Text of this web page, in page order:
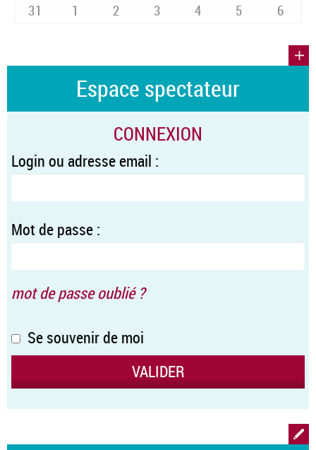
31
1 2 3 4 5 6
Espace spectateur
CONNEXION
Login ou adresse email :
Mot de passe :
mot de passe oublié ?
Se souvenir de moi